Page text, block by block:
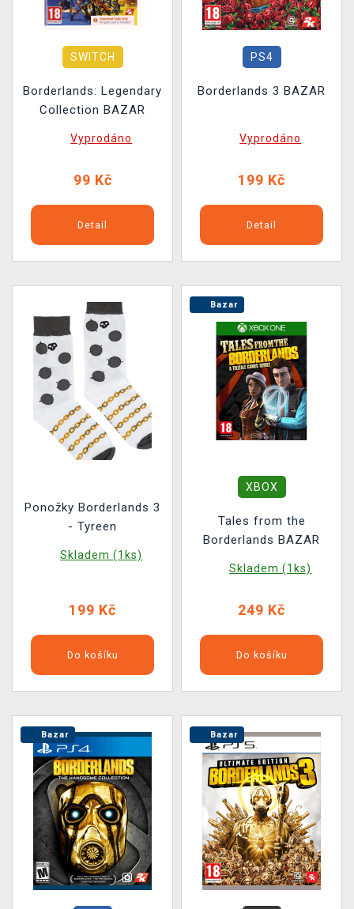
SWITCH
Borderlands: Legendary
Collection BAZAR
Vyprodáno
99 Kč
Detail
PS4
Borderlands 3 BAZAR
Vyprodáno
199 Kč
Detail
Ponožky Borderlands 3
- Tyreen
Skladem (1ks)
199 Kč
Do košíku
Bazar
XBOX
Tales from the
Borderlands BAZAR
Skladem (1ks)
249 Kč
Do košíku
Bazar Bazar